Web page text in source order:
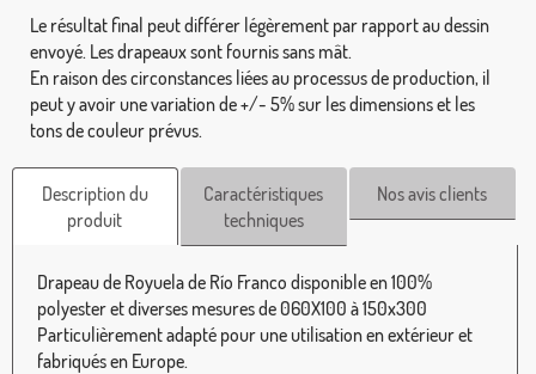
Le résultat final peut différer légèrement par rapport au dessin
envoyé. Les drapeaux sont fournis sans mât.
En raison des circonstances liées au processus de production, il
peut y avoir une variation de +/- 5% sur les dimensions et les
tons de couleur prévus.
Description du
produit
Caractéristiques
techniques
Nos avis clients
Drapeau de Royuela de Río Franco disponible en 100%
polyester et diverses mesures de 060X100 à 150x300
Particulièrement adapté pour une utilisation en extérieur et
fabriqués en Europe.